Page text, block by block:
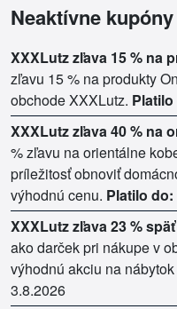
Neaktívne kupóny
XXXLutz zľava 15 % na
zľavu 15 % na produkty
obchode XXXLutz.
XXXLutz zľava 40 % na
% zľavu na orientálne
príležitosť obnoviť
výhodnú cenu. Platilo do:
XXXLutz zľava 23 %
ako darček pri nákupe v
výhodnú akciu na
3.8.2026